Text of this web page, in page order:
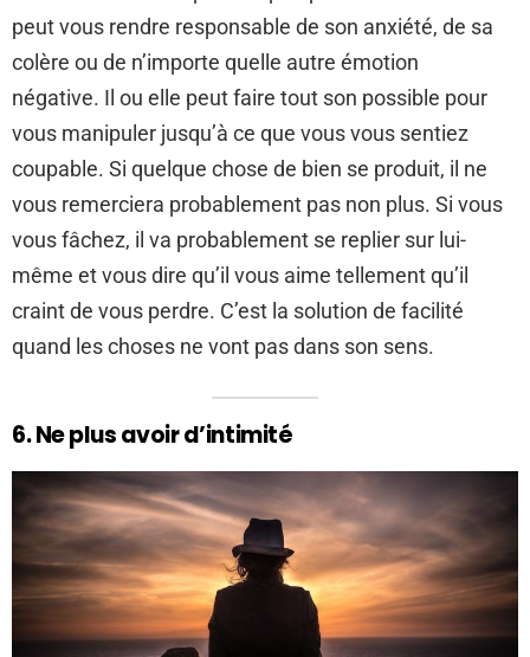
peut vous rendre responsable de son anxiété, de sa
colère ou de n’importe quelle autre émotion
négative. Il ou elle peut faire tout son possible pour
vous manipuler jusqu’à ce que vous vous sentiez
coupable. Si quelque chose de bien se produit, il ne
vous remerciera probablement pas non plus. Si vous
vous fâchez, il va probablement se replier sur lui-
même et vous dire qu’il vous aime tellement qu’il
craint de vous perdre. C’est la solution de facilité
quand les choses ne vont pas dans son sens.
6. Ne plus avoir d’intimité